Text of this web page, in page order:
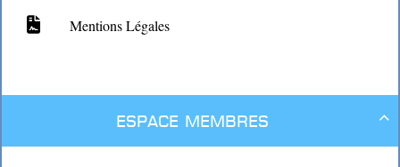
Mentions Légales

Espace membres